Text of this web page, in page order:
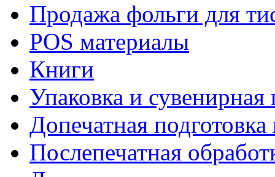
Продажа фольги для
POS материалы
Книги
Упаковка и
Допечатная подготовка
Послепечатная